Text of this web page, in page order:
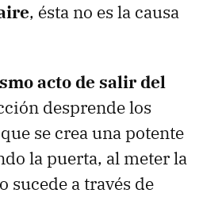
, ésta no es la causa
acto de salir del
desprende los
se crea una potente
la puerta, al meter la
sucede a través de